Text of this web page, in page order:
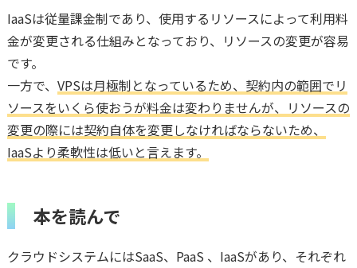
IaaSは従量課金制であり、使用するリソースによって利用料
金が変更される仕組みとなっており、リソースの変更が容易
です。
一方で、 VPSは月極制となっているため、契約内の範囲でリ
ソースをいくら使おうが料金は変わりませんが、リソースの
変更の際には契約自体を変更しなければならないため、
IaaSより柔軟性は低いと言えます。
本を読んで
クラウドシステムにはSaaS、PaaS 、IaaSがあり、それぞれ